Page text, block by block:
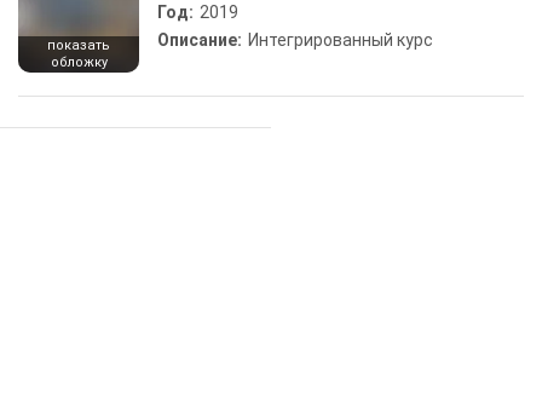
показать
обложку
Год: 2019
Описание: Интегрированный курс